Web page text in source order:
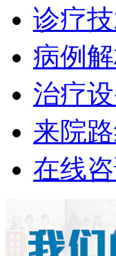
诊疗
病例
治疗
来院
在线